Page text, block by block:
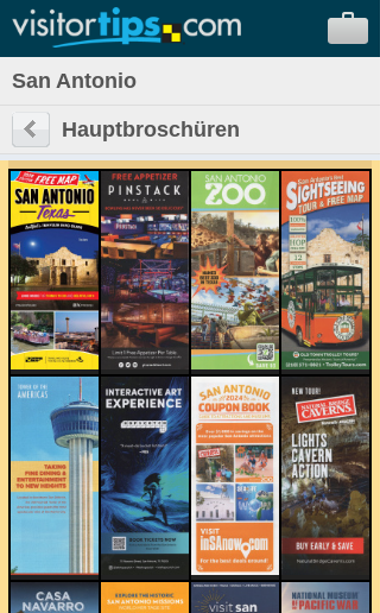
San Antonio
Hauptbroschüren